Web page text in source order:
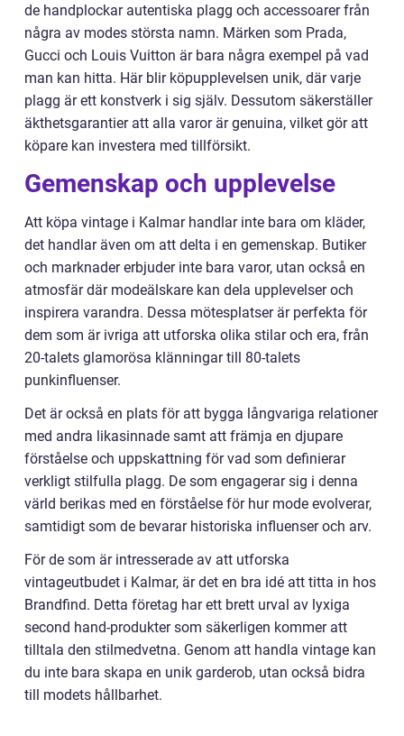
de handplockar autentiska plagg och accessoarer från
några av modes största namn. Märken som Prada,
Gucci och Louis Vuitton är bara några exempel på vad
man kan hitta. Här blir köpupplevelsen unik, där varje
plagg är ett konstverk i sig själv. Dessutom säkerställer
äkthetsgarantier att alla varor är genuina, vilket gör att
köpare kan investera med tillförsikt.
Gemenskap och upplevelse
Att köpa vintage i Kalmar handlar inte bara om kläder,
det handlar även om att delta i en gemenskap. Butiker
och marknader erbjuder inte bara varor, utan också en
atmosfär där modeälskare kan dela upplevelser och
inspirera varandra. Dessa mötesplatser är perfekta för
dem som är ivriga att utforska olika stilar och era, från
20-talets glamorösa klänningar till 80-talets
punkinfluenser.
Det är också en plats för att bygga långvariga relationer
med andra likasinnade samt att främja en djupare
förståelse och uppskattning för vad som definierar
verkligt stilfulla plagg. De som engagerar sig i denna
värld berikas med en förståelse för hur mode evolverar,
samtidigt som de bevarar historiska influenser och arv.
För de som är intresserade av att utforska
vintageutbudet i Kalmar, är det en bra idé att titta in hos
Brandfind. Detta företag har ett brett urval av lyxiga
second hand-produkter som säkerligen kommer att
tilltala den stilmedvetna. Genom att handla vintage kan
du inte bara skapa en unik garderob, utan också bidra
till modets hållbarhet.